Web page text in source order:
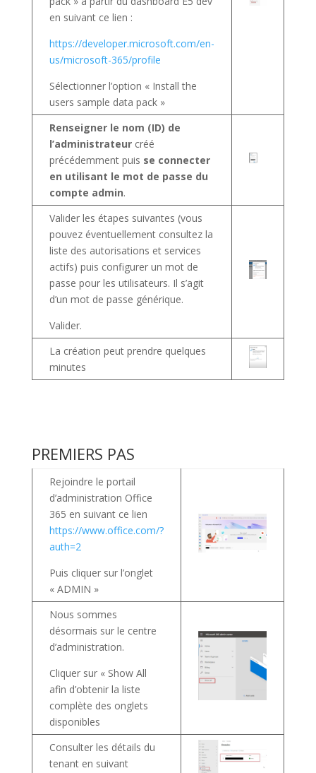
en suivant ce lien :
https://developer.microsoft.com/en-
us/microsoft-365/profile
Sélectionner l’option « Install the
users sample data pack »
Renseigner le nom (ID) de
l’administrateurcréé
précédemment puis se connecter
en utilisant le mot de passe du
compte admin.
Valider les étapes suivantes (vous
pouvez éventuellement consultez la
liste des autorisations et services
actifs) puis configurer un mot de
passe pour les utilisateurs. Il s’agit
d’un mot de passe générique.
Valider.
La création peut prendre quelques
minutes
PREMIERS PAS
Rejoindre le portail
d’administration Office
365 en suivant ce lien
https://www.office.com/?
auth=2
Puis cliquer sur l’onglet
« ADMIN »
Nous sommes
désormais sur le centre
d’administration.
Cliquer sur « Show All
afin d’obtenir la liste
complète des onglets
disponibles
Consulter les détails du
tenant en suivant